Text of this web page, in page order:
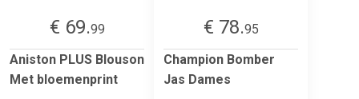
€ 69.99
Aniston PLUS Blouson
Met bloemenprint
€ 78.95
Champion Bomber
Jas Dames